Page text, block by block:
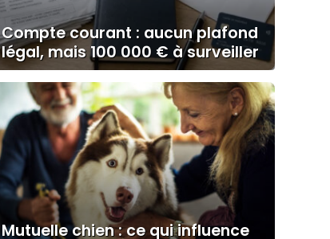
Compte courant : aucun plafond
légal, mais 100 000 € à surveiller
Mutuelle chien : ce qui influence